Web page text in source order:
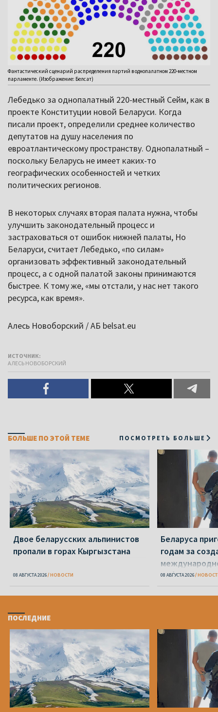
Фантастический сценарий распределения партий в однопалатном 220-местном
парламенте. (Изображение: Белсат)
Лебедько за однопалатный 220-местный Сейм, как в
проекте Конституции новой Беларуси. Когда
писали проект, определили среднее количество
депутатов на душу населения по
евроатлантическому пространству. Однопалатный –
поскольку Беларусь не имеет каких-то
географических особенностей и четких
политических регионов.
В некоторых случаях вторая палата нужна, чтобы
улучшить законодательный процесс и
застраховаться от ошибок нижней палаты, Но
Беларуси, считает Лебедько, «по силам»
организовать эффективный законодательный
процесс, а с одной палатой законы принимаются
быстрее. К тому же, «мы отстали, у нас нет такого
ресурса, как время».
Алесь Новоборский / АБ belsat.eu
ИСТОЧНИК:
АЛЕСЬ НОВОБОРСКИЙ
БОЛЬШЕ ПО ЭТОЙ ТЕМЕ ПОСМОТРЕТЬ БОЛЬШЕ
Двое беларусских альпинистов
пропали в горах Кыргызстана
08 АВГУСТА 2026 НОВОСТИ
Беларуса
годам за
08 АВГУСТА 2026
ПОСЛЕДНИЕ